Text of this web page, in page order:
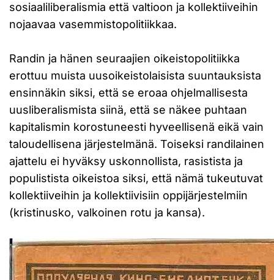
sosiaaliliberalismia että valtioon ja kollektiiveihin
nojaavaa vasemmistopolitiikkaa.
Randin ja hänen seuraajien oikeistopolitiikka
erottuu muista uusoikeistolaisista suuntauksista
ensinnäkin siksi, että se eroaa ohjelmallisesta
uusliberalismista siinä, että se näkee puhtaan
kapitalismin korostuneesti hyveellisenä eikä vain
taloudellisena järjestelmänä. Toiseksi randilainen
ajattelu ei hyväksy uskonnollista, rasistista ja
populistista oikeistoa siksi, että nämä tukeutuvat
kollektiiveihin ja kollektiivisiin oppijärjestelmiin
(kristinusko, valkoinen rotu ja kansa).